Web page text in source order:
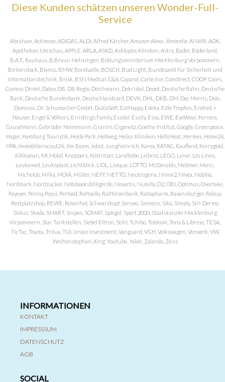
Diese Kunden schätzen unseren Wonder-Full-
Service
Abraham, Actimove, ADIDAS, ALDI, Alfred Kärcher, Amazon Alexa , Amorelie, ANWR, AOK,
Apotheken Umschau, APPLE, ARLA, ASKD, Asklepios Kliniken, Astra, Bader, Bäderland,
B.A.T., Bauhaus, B.Braun Melsungen, Bildungsministerium Mecklenburg Vorpommern,
Birkenstock, Blanco, BMW, Bonduelle, BOSCH, Bud Light, Bundesamt für Sicherheit und
Informationstechnik, Brisk, BSN Medical, C&A, Caparol, Carte d or, Comdirect, COOP, Coors,
Cosmos DIrekt, Datev, DB, DB Regio, Deichmann, Dekristol, Depot, Deutsche Bahn, Deutsche
Bank, Deutsche Bundesbank, Deutschlandcard, DEVK, DHL, DKB, DM, Doc Morris, Dole,
Dominos, Dr. Schumacher GmbH, DulcoSoft, EatHappy, Edeka, Edle Tropfen, Endreß +
Hauser, Engel & Völkers, Ernstings Family, Essilor, Essity, Esso, EWE, EyeWear, Ferrero,
Gauselmann, Gebrüder Heinemann, Granini, Giganetz, Goethe Institut, Google, Greenpeace,
Hager, Hamburg Touristik, Heide Park, Hellweg, Helios Kliniken, Hello Heat, Hermes, Home24,
HPA, Immobilienscout24, Jim Beam, Jobst, Jungheinrich, Karex, KATAG, Kaufland, Kerrygold,
Kikkoman, KK Mobil, Knoppers, Köstritzer, Landliebe, Leibniz, LEGO, Lenor, Les Lines,
Leukomed, Leukoplast, Lichtblick, LIDL, Livique, LOTTO, McDonalds, Meßmer, Merci,
Michelob, Milka, MOIA, Müller, NEFF, NETTO, Neutrogena, Nimm2, Nivea, Nobilia,
Nordmark, Nordzucker, Notebooksbilliger.de, Novartis, Nutella, O2, OBI, Optimus, Overtake,
Payever, Penny, Pepsi, Perfood, Raffaello, Raiffeisenbank, Ratiopharm, Ravensburger, Rebuy,
Restplatzshop, REWE, Rosenhof, Schwarzkopf, Senseo, Siemens, Sika, Simply, Siri-Derma,
Sixtus, Skoda, SMART, Snipes, SOMAT, Spiegel, Sport 2000, Staatskanzlei Mecklenburg
Virpommern, Star Tankstellen, Siebel Eltron, Stihl, Tchibo, Telekom, Tena & Librese, TESA,
TicTac, Toyota, Trilux, TUI, Union Investment, Vanguard, VGH, Volkswagen, Vorwerk, VW,
Weihenstephan, Xing, Youtube, Yxlon, Zalando, Zeiss
INFORMATIONEN
KONTAKT
IMPRESSSUM
DATENSCHUTZ
AGB
SOCIAL